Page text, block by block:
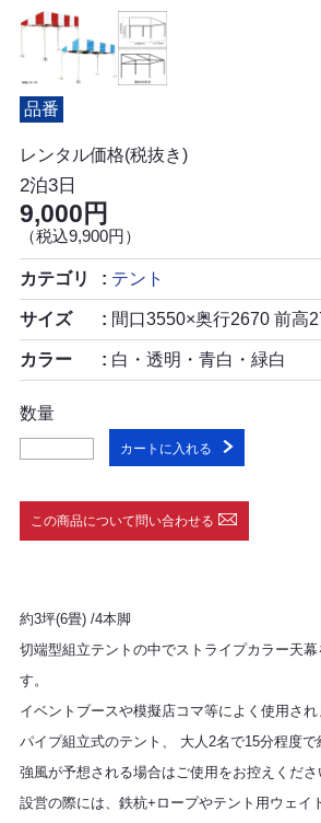
品番
レンタル価格(税抜き)
2泊3日
9,000円
（税込9,900円）
カテゴリ テント
サイズ 間口3550×奥行2670 前高
カラー 白・透明・青白・緑白
数量
カートに入れる
この商品について問い合わせる
約3坪(6畳) /4本脚
切端型組立テントの中でストライプカラー天
す。
イベントブースや模擬店コマ等によく使用され
パイプ組立式のテント、 大人2名で15分程度で
強風が予想される場合はご使用をお控えくださ
設営の際には、鉄杭+ロープやテント用ウェイ